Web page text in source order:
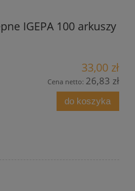
IGEPA 100 arkuszy
33,00 zł
Cena netto: 26,83 zł
do koszyka